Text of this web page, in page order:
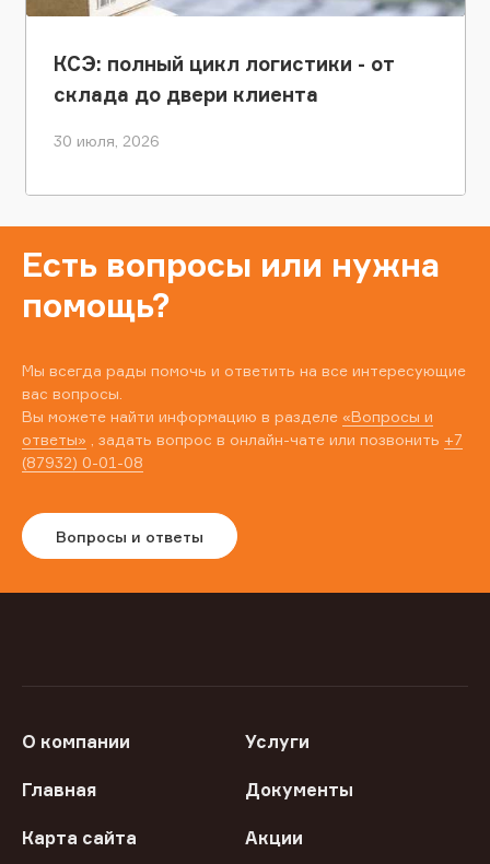
КСЭ: полный цикл логистики - от
склада до двери клиента
30 июля, 2026
Есть вопросы или нужна
помощь?
Мы всегда рады помочь и ответить на все интересующие
вас вопросы.
Вы можете найти информацию в разделе «Вопросы и
ответы» , задать вопрос в онлайн-чате или позвонить +7
(87932) 0-01-08
Вопросы и ответы
О компании Услуги
Главная Документы
Карта сайта Акции